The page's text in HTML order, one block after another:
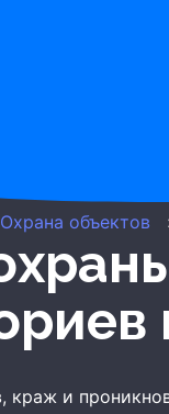
Охрана объектов
краж и